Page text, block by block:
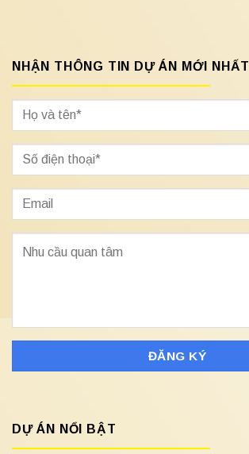
NHẬN THÔNG TIN DỰ ÁN MỚI NHẤT
DỰ ÁN NỔI BẬT